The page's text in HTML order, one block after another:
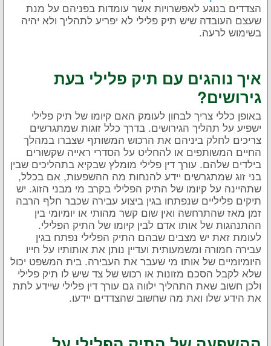
הצדדים בנוגע לאפשרויות אשר עומדות בפניהם על מנת
שעצם העובדה שיש תיק פלילי לא יפריע לתהליך ולא יהיה
בשימוש לרעה.
איך נוהגים עם תיק פלילי בעת
גירושים?
באופן כללי צריך לבחון לעומק האם קיומו של תיק פלילי
ישפיע על תהליך הגירושים. בדרך כלל זוגות שמתגרשים
צריכים לחלק ביניהם את הרכוש המשותף שצברו במהלך
החיים המשותפים או להחליט על הסדרי ראייה שקשורים
בילדים שלהם. עורך דין פלילי מומלץ שבקיא בתהליכים שבין
בני זוג שמתגרשים יידע להנחות מה ההשפעות, אם בכלל,
שתהיינה על קיומו של התיק הפלילי בקרב מי מבני הזוג. יש
תיקים פליליים שנפתחו בגין ביצוע עבירה שכבר חלף הרבה
זמן מאז שהתרחשה ואין שום קשר מהותי או יומיומי בין
ההתנהגות של אותו אדם לבין קיומו של התיק הפלילי.
לעומת זאת יש מצבים שבהם התיק הפלילי נפתח בגין
עבירה חמורה ומשמעותית ועדיין נותן את אותותיו על חייו
היומיומיים של אותו מי שעבר את העבירה. בית המשפט יכול
שלא לקבל הסכם מזונות או רכוש של צד שיש לו תיק פלילי
ולכן חשוב שאת התהליך ילווה גם עורך דין פלילי שיידע לתת
את הידע שלו ואת מה שחשוב שהצדדים יידעו.